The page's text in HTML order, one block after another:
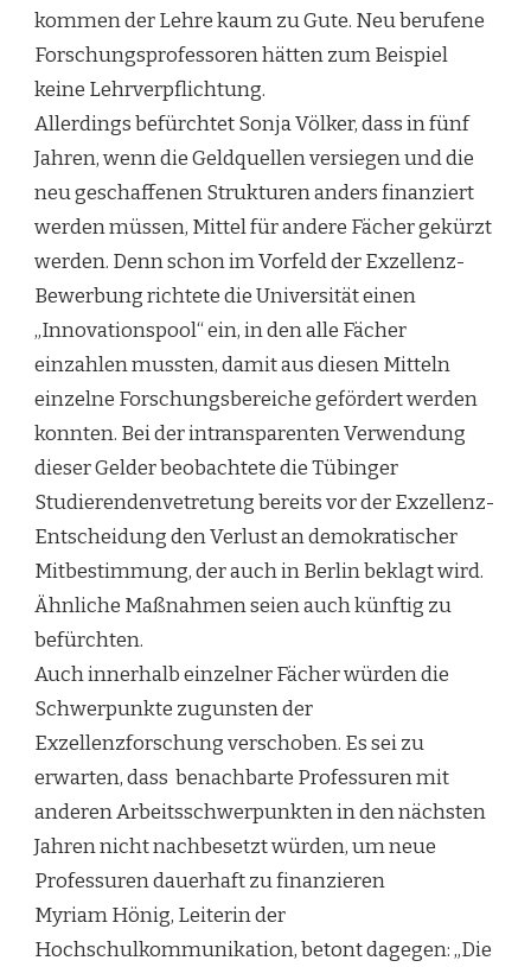
kommen der Lehre kaum zu Gute. Neu berufene
Forschungsprofessoren hätten zum Beispiel
keine Lehrverpflichtung.
Allerdings befürchtet Sonja Völker, dass in fünf
Jahren, wenn die Geldquellen versiegen und die
neu geschaffenen Strukturen anders finanziert
werden müssen, Mittel für andere Fächer gekürzt
werden. Denn schon im Vorfeld der Exzellenz-
Bewerbung richtete die Universität einen
„Innovationspool“ ein, in den alle Fächer
einzahlen mussten, damit aus diesen Mitteln
einzelne Forschungsbereiche gefördert werden
konnten. Bei der intransparenten Verwendung
dieser Gelder beobachtete die Tübinger
Studierendenvetretung bereits vor der Exzellenz-
Entscheidung den Verlust an demokratischer
Mitbestimmung, der auch in Berlin beklagt wird.
Ähnliche Maßnahmen seien auch künftig zu
befürchten.
Auch innerhalb einzelner Fächer würden die
Schwerpunkte zugunsten der
Exzellenzforschung verschoben. Es sei zu
erwarten, dass benachbarte Professuren mit
anderen Arbeitsschwerpunkten in den nächsten
Jahren nicht nachbesetzt würden, um neue
Professuren dauerhaft zu finanzieren
Myriam Hönig, Leiterin der
Hochschulkommunikation, betont dagegen: „Die